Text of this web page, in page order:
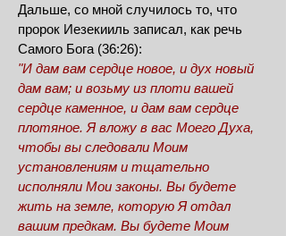
Дальше, со мной случилось то, что
пророк Иезекииль записал, как речь
Самого Бога (36:26):
"И дам вам сердце новое, и дух новый
дам вам; и возьму из плоти вашей
сердце каменное, и дам вам сердце
плотяное. Я вложу в вас Моего Духа,
чтобы вы следовали Моим
установлениям и тщательно
исполняли Мои законы. Вы будете
жить на земле, которую Я отдал
вашим предкам. Вы будете Моим